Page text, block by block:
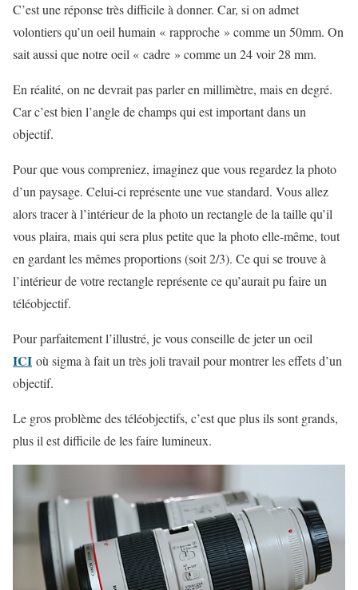
C’est une réponse très difficile à donner. Car, si on admet
volontiers qu’un oeil humain « rapproche » comme un 50mm. On
sait aussi que notre oeil « cadre » comme un 24 voir 28 mm.
En réalité, on ne devrait pas parler en millimètre, mais en degré.
Car c’est bien l’angle de champs qui est important dans un
objectif.
Pour que vous compreniez, imaginez que vous regardez la photo
d’un paysage. Celui-ci représente une vue standard. Vous allez
alors tracer à l’intérieur de la photo un rectangle de la taille qu’il
vous plaira, mais qui sera plus petite que la photo elle-même, tout
en gardant les mêmes proportions (soit 2/3). Ce qui se trouve à
l’intérieur de votre rectangle représente ce qu’aurait pu faire un
téléobjectif.
Pour parfaitement l’illustré, je vous conseille de jeter un oeil
ICI où sigma à fait un très joli travail pour montrer les effets d’un
objectif.
Le gros problème des téléobjectifs, c’est que plus ils sont grands,
plus il est difficile de les faire lumineux.